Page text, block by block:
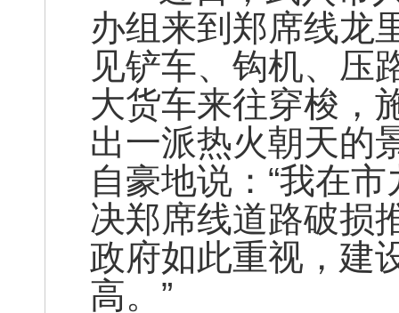
办组来到郑席线龙
见铲车、钩机、压
大货车来往穿梭，
出一派热火朝天的
自豪地说：“我在
决郑席线道路破损
政府如此重视，建
高。”